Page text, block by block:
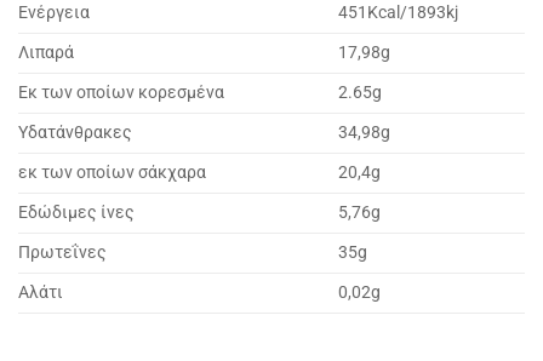
Ενέργεια
451Kcal/1893kj
Λιπαρά
17,98g
Εκ των οποίων κορεσμένα
2.65g
Υδατάνθρακες
34,98g
εκ των οποίων σάκχαρα
20,4g
Εδώδιμες ίνες
5,76g
Πρωτεΐνες
35g
Αλάτι
0,02g